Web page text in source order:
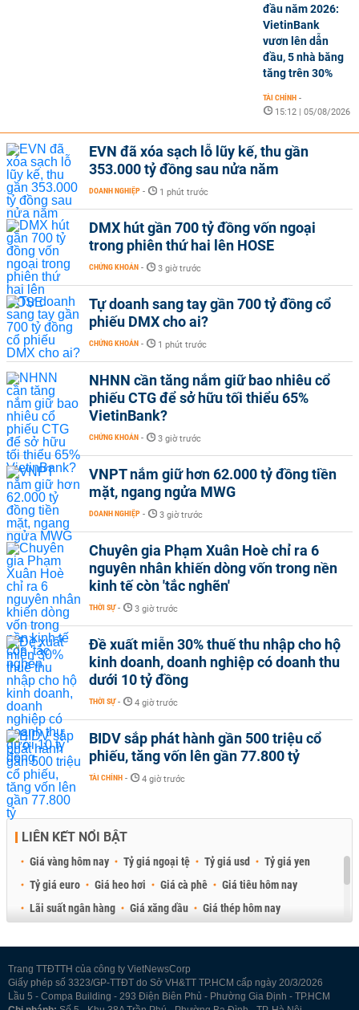
đầu năm 2026:
VietinBank
vươn lên dẫn
đầu, 5 nhà băng
tăng trên 30%
TÀI CHÍNH -
15:12 | 05/08/2026
EVN đã xóa sạch lỗ lũy kế, thu gần
353.000 tỷ đồng sau nửa năm
DOANH NGHIỆP - 1 phút trước
DMX hút gần 700 tỷ đồng vốn ngoại
trong phiên thứ hai lên HOSE
CHỨNG KHOÁN - 3 giờ trước
Tự doanh sang tay gần 700 tỷ đồng cổ
phiếu DMX cho ai?
CHỨNG KHOÁN - 1 phút trước
NHNN cần tăng nắm giữ bao nhiêu cổ
phiếu CTG để sở hữu tối thiểu 65%
VietinBank?
CHỨNG KHOÁN - 3 giờ trước
VNPT nắm giữ hơn 62.000 tỷ đồng tiền
mặt, ngang ngửa MWG
DOANH NGHIỆP - 3 giờ trước
Chuyên gia Phạm Xuân Hoè chỉ ra 6
nguyên nhân khiến dòng vốn trong nền
kinh tế còn 'tắc nghẽn'
THỜI SỰ - 3 giờ trước
Đề xuất miễn 30% thuế thu nhập cho hộ
kinh doanh, doanh nghiệp có doanh thu
dưới 10 tỷ đồng
THỜI SỰ - 4 giờ trước
BIDV sắp phát hành gần 500 triệu cổ
phiếu, tăng vốn lên gần 77.800 tỷ
TÀI CHÍNH - 4 giờ trước
LIÊN KẾT NỔI BẬT
Giá vàng hôm nay Tỷ giá ngoại tệ Tỷ giá usd
Tỷ giá yen
Tỷ giá euro
Giá heo hơi Giá cà phê
Giá tiêu hôm nay
Lãi suất ngân hàng
Giá xăng dầu
Giá thép hôm nay
Trang TTĐTTH của công ty VietNewsCorp
Giấy phép số 3323/GP-TTĐT do Sở VH&TT TP.HCM cấp ngày 20/3/2026
Lầu 5 - Compa Building - 293 Điện Biên Phủ - Phường Gia Định - TP.HCM